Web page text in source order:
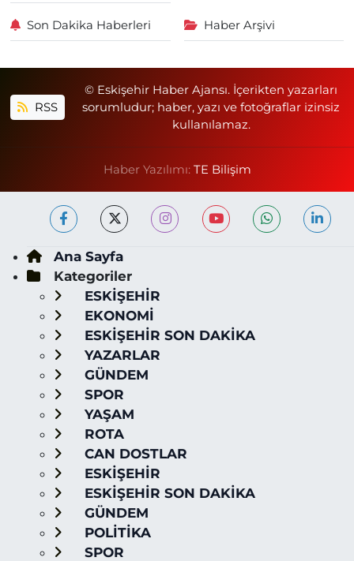
Son Dakika Haberleri Haber Arşivi
RSS
© Eskişehir Haber Ajansı. İçerikten yazarları
sorumludur; haber, yazı ve fotoğraflar izinsiz
kullanılamaz.
Haber Yazılımı: TE Bilişim
Ana Sayfa
Kategoriler
ESKİŞEHİR
EKONOMİ
ESKİŞEHİR SON DAKİKA
YAZARLAR
GÜNDEM
SPOR
YAŞAM
ROTA
CAN DOSTLAR
ESKİŞEHİR
ESKİŞEHİR SON DAKİKA
GÜNDEM
POLİTİKA
SPOR